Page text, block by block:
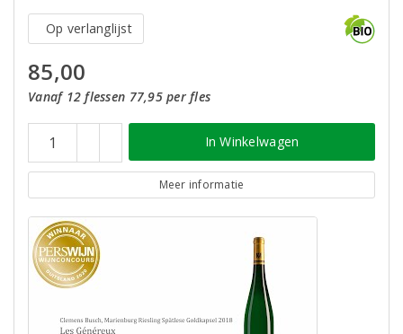
Op verlanglijst
85,00
Vanaf 12 flessen 77,95 per fles
In Winkelwagen
Meer informatie